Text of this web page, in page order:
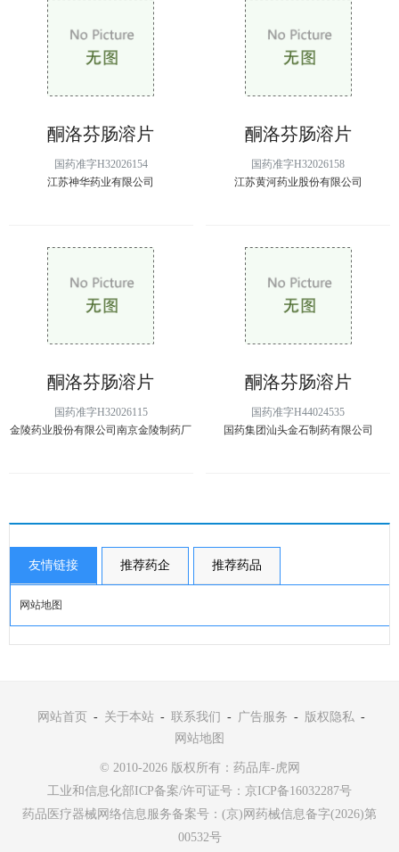
酮洛芬肠溶片
国药准字H32026154
江苏神华药业有限公司
酮洛芬肠溶片
国药准字H32026158
江苏黄河药业股份有限公司
酮洛芬肠溶片
国药准字H32026115
金陵药业股份有限公司南京金陵制药厂
酮洛芬肠溶片
国药准字H44024535
国药集团汕头金石制药有限公司
友情链接 推荐药企 推荐药品
网站地图
网站首页 - 关于本站 - 联系我们 - 广告服务 - 版权隐私 -
网站地图
© 2010-2026 版权所有：药品库-虎网
工业和信息化部ICP备案/许可证号： 京ICP备16032287号
药品医疗器械网络信息服务备案号：(京)网药械信息备字(2026)第
00532号